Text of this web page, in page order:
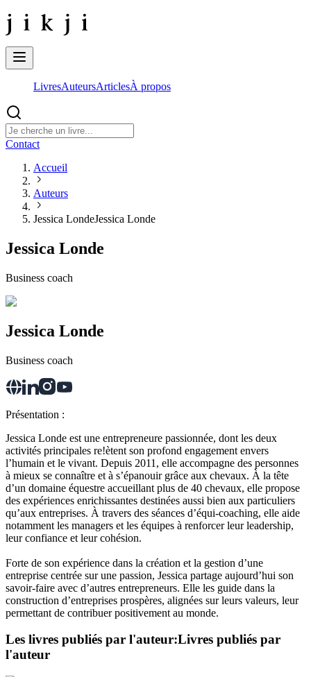
LivresAuteursArticlesÀ propos
Contact
Accueil
Auteurs
Jessica LondeJessica Londe
Jessica Londe
Business coach
Jessica Londe
Business coach
Présentation :
Jessica Londe est une entrepreneure passionnée, dont les deux
activités principales re!ètent son profond engagement envers
l’humain et le vivant. Depuis 2011, elle accompagne des personnes
à mieux se connaître et à s’épanouir grâce aux chevaux. À la tête
d’un domaine équestre accueillant plus de 40 chevaux, elle propose
des expériences enrichissantes destinées aussi bien aux particuliers
qu’aux entreprises. À travers des séances d’équi-coaching, elle aide
notamment les managers et les équipes à renforcer leur leadership,
leur confiance et leur cohésion.
Forte de son expérience dans la création et la gestion d’une
entreprise centrée sur une passion, Jessica partage aujourd’hui son
savoir-faire avec d’autres entrepreneurs. Elle les guide dans la
construction d’entreprises prospères, alignées sur leurs valeurs, leur
permettant de contribuer positivement au monde.
Les livres publiés par l'auteur:Livres publiés par
l'auteur